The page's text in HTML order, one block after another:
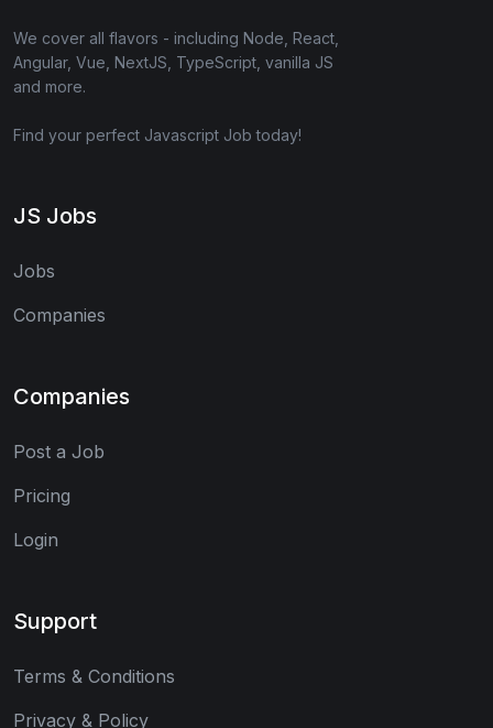
We cover all flavors - including Node, React,
Angular, Vue, NextJS, TypeScript, vanilla JS
and more.
Find your perfect Javascript Job today!
JS Jobs
Jobs
Companies
Companies
Post a Job
Pricing
Login
Support
Terms & Conditions
Privacy & Policy